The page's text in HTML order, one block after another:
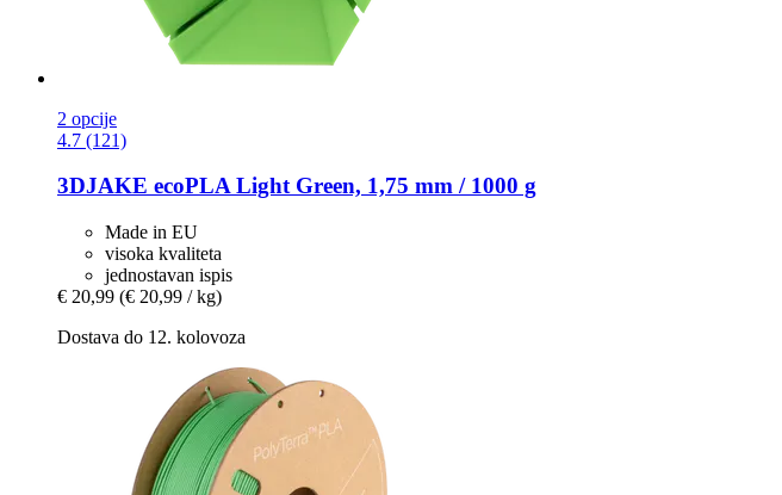
2 opcije
4.7 (121)
3DJAKE ecoPLA Light Green, 1,75 mm / 1000 g
Made in EU
visoka kvaliteta
jednostavan ispis
€ 20,99 (€ 20,99 / kg)
Dostava do 12. kolovoza